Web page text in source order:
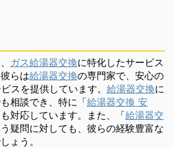
ガス給湯器交換に特化したサービス
らは給湯器交換の専門家で、安心の
スを提供しています。 給湯器交換に
相談でき、特に「給湯器交換 安
対応しています。また、「給湯器交
う疑問に対しても、彼らの経験豊富な
ょう。